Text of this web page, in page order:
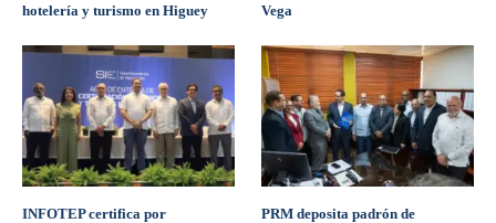
hotelería y turismo en Higuey
Vega
INFOTEP certifica por
PRM deposita padrón de